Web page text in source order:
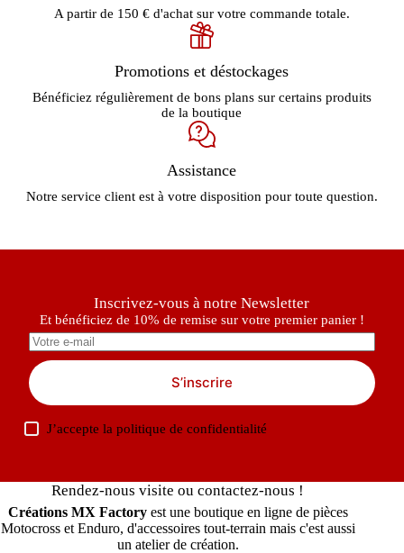
A partir de 150 € d'achat sur votre commande totale.
Promotions et déstockages
Bénéficiez régulièrement de bons plans sur certains produits
de la boutique
Assistance
Notre service client est à votre disposition pour toute question.
Inscrivez-vous à notre Newsletter
Et bénéficiez de 10% de remise sur votre premier panier !
S’inscrire
J’accepte lapolitique de confidentialité
Rendez-nous visite ou contactez-nous !
Créations MX Factoryest une boutique en ligne de pièces
Motocross et Enduro, d'accessoires tout-terrain mais c'est aussi
un atelier de création.